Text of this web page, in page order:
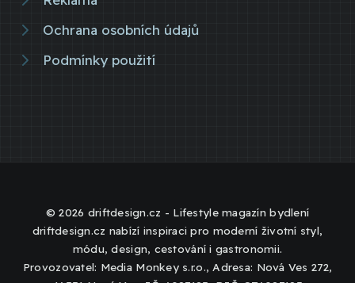
Ochrana osobních údajů
Podmínky použití
© 2026 driftdesign.cz - Lifestyle magazín bydlení
driftdesign.cz nabízí inspiraci pro moderní životní styl,
módu, design, cestování i gastronomii.
Provozovatel: Media Monkey s.r.o., Adresa: Nová Ves 272,